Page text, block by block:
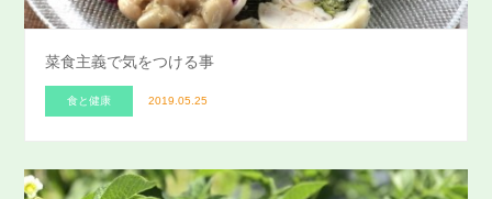
菜食主義で気をつける事
食と健康 2019.05.25